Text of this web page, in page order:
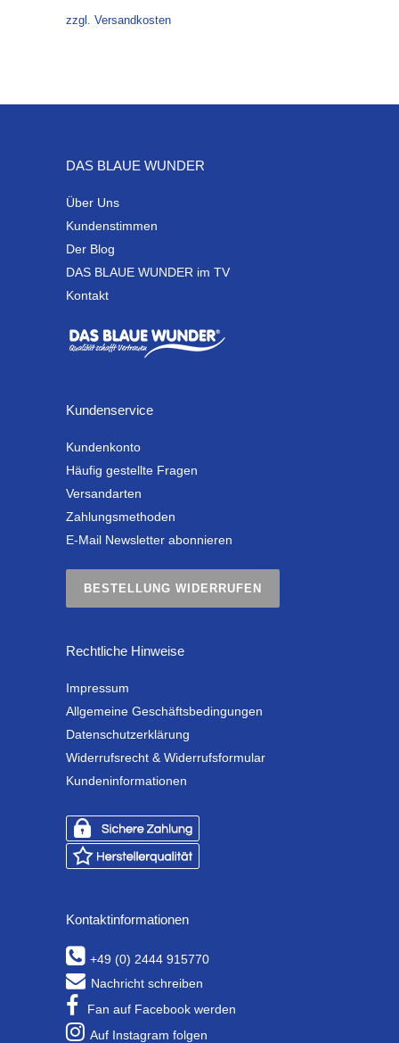
Preis Preis
zzgl. Versandkosten
DAS BLAUE WUNDER
Über Uns
Kundenstimmen
Der Blog
DAS BLAUE WUNDER im TV
Kontakt
Kundenservice
Kundenkonto
Häufig gestellte Fragen
Versandarten
Zahlungsmethoden
E-Mail Newsletter abonnieren
BESTELLUNG WIDERRUFEN
Rechtliche Hinweise
Impressum
Allgemeine Geschäftsbedingungen
Datenschutzerklärung
Widerrufsrecht & Widerrufsformular
Kundeninformationen
Kontaktinformationen
+49 (0) 2444 915770
Nachricht schreiben
Fan auf Facebook werden
Auf Instagram folgen